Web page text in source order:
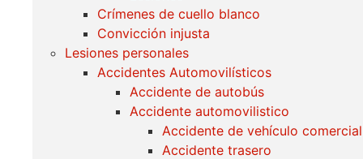
Crímenes de cuello blanco
Convicción injusta
Lesiones personales
Accidentes Automovilísticos
Accidente de autobús
Accidente automovilistico
Accidente de vehículo comercial
Accidente trasero